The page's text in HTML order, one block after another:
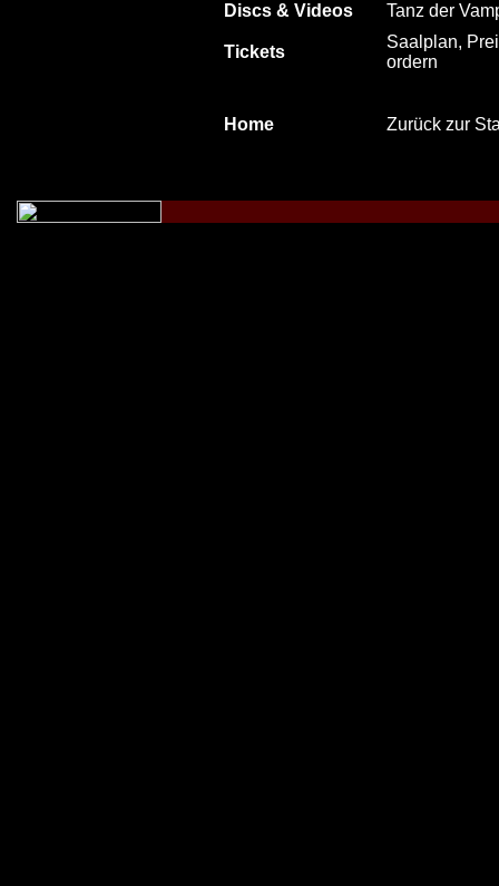
Discs & Videos Tanz der
Tickets
Saalplan,
ordern
Home Zurück zur